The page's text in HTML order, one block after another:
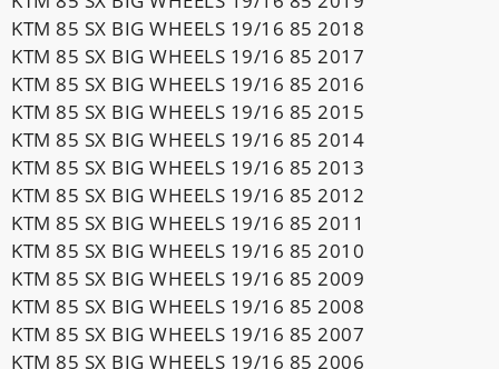
KTM 85 SX BIG WHEELS 19/16 85 2018
KTM 85 SX BIG WHEELS 19/16 85 2017
KTM 85 SX BIG WHEELS 19/16 85 2016
KTM 85 SX BIG WHEELS 19/16 85 2015
KTM 85 SX BIG WHEELS 19/16 85 2014
KTM 85 SX BIG WHEELS 19/16 85 2013
KTM 85 SX BIG WHEELS 19/16 85 2012
KTM 85 SX BIG WHEELS 19/16 85 2011
KTM 85 SX BIG WHEELS 19/16 85 2010
KTM 85 SX BIG WHEELS 19/16 85 2009
KTM 85 SX BIG WHEELS 19/16 85 2008
KTM 85 SX BIG WHEELS 19/16 85 2007
KTM 85 SX BIG WHEELS 19/16 85 2006